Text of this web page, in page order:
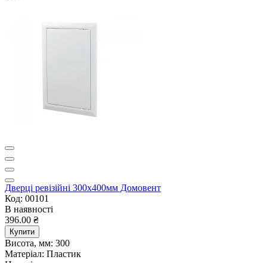
Дверцi ревiзiйнi 300х400мм Домовент
Код: 00101
В наявності
396.00 ₴
Купити
Висота, мм: 300
Матеріал: Пластик